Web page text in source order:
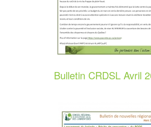
Bulletin CRDSL Avril